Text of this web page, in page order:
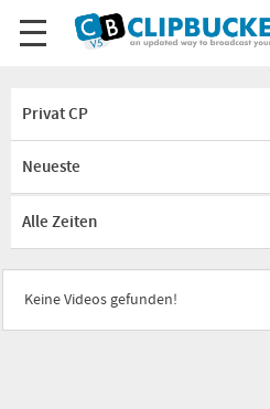
Privat CP
Neueste
Alle Zeiten
Keine Videos gefunden!